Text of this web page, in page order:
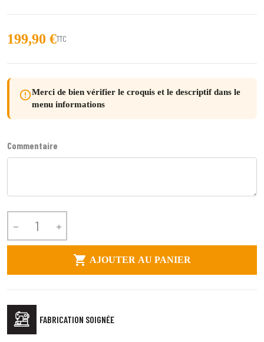
199,90 €TTC
error_outlineMerci de bien vérifier le croquis et le descriptif dans le
menu informations
Commentaire
 
 AJOUTER AU PANIER
FABRICATION SOIGNÉE